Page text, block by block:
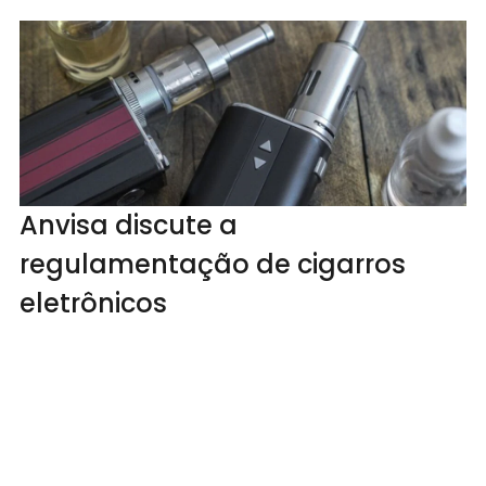
Anvisa discute a
regulamentação de cigarros
eletrônicos